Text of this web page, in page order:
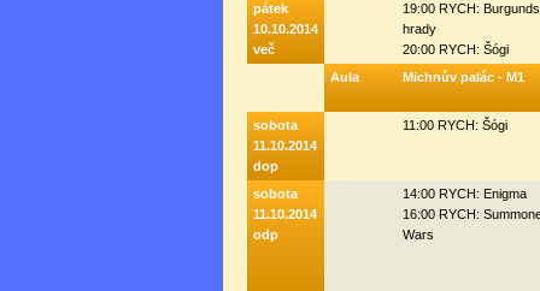
pátek
10.10.2014
več
19:00 RYCH:
hrady
20:00 RYCH: Šógi
Aula
Michnův palác - M1
sobota
11.10.2014
dop
11:00 RYCH: Šógi
sobota
11.10.2014
odp
14:00 RYCH: Enigma
16:00 RYCH:
Wars